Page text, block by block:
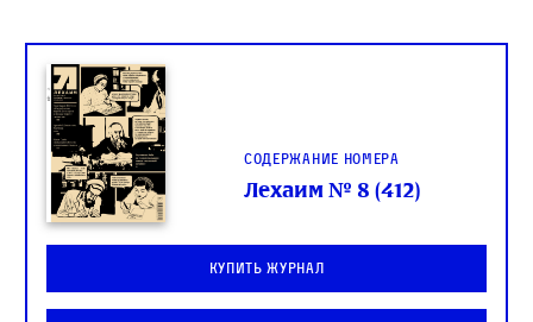
Содержание номера
Лехаим № 8 (412)
Купить журнал